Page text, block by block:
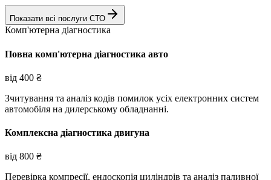
Показати всі послуги СТО
Комп'ютерна діагностика
Повна комп'ютерна діагностика авто
від 400 ₴
Зчитування та аналіз кодів помилок усіх електронних систем
автомобіля на дилерському обладнанні.
Комплексна діагностика двигуна
від 800 ₴
Перевірка компресії, ендоскопія циліндрів та аналіз паливної